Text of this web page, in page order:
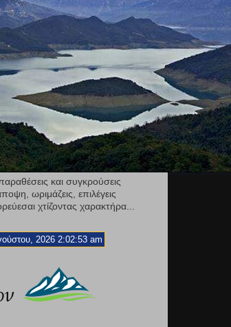
και συγκρούσεις
ωριμάζεις, επιλέγεις
χτίζοντας χαρακτήρα...
2026 2:02:55 am